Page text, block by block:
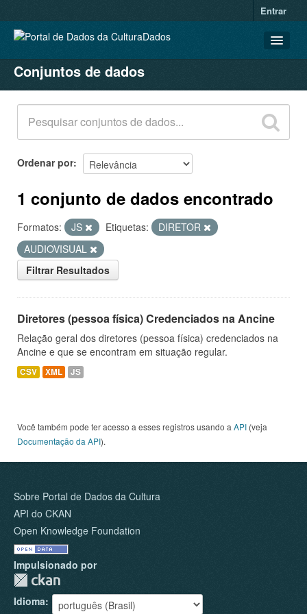
Entrar
CONJUNTOS DE DADOS
ORGANIZAÇÕES
GRUPOS
SOBRE
Conjuntos de dados
Ordenar por
1 conjunto de dados encontrado
Formatos: JS Etiquetas:
DIRETOR
AUDIOVISUAL
Filtrar Resultados
Diretores (pessoa física) Credenciados na Ancine
Relação geral dos diretores (pessoa física) credenciados na
Ancine e que se encontram em situação regular.
CSV XML JS
Você também pode ter acesso a esses registros usando a API (veja
Documentação da API).
Sobre Portal de Dados da Cultura
API do CKAN
Open Knowledge Foundation
Impulsionado por
Idioma